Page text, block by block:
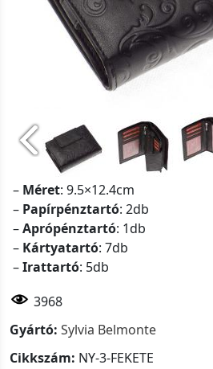
– Méret: 9.5×12.4cm
– Papírpénztartó: 2db
–Aprópénztartó: 1db
– Kártyatartó: 7db
–Irattartó: 5db
3968
Gyártó: Sylvia Belmonte
Cikkszám: NY-3-FEKETE